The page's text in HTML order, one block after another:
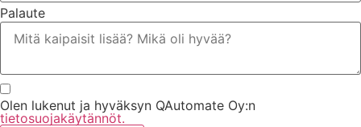
Palaute
Olen lukenut ja hyväksyn QAutomate Oy:n
tietosuojakäytännöt.